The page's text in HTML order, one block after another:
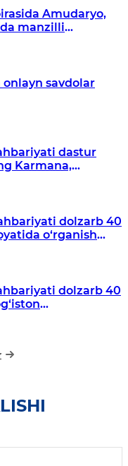
Amudaryo,
manzilli
savdolar
dastur
Karmana,
dolzarb 40
o‘rganish
dolzarb 40